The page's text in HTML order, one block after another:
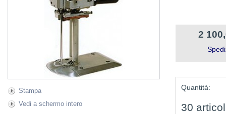
Stampa
Vedi a schermo intero
2
Quantità:
30